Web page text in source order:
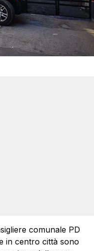
comunale PD
in centro città sono